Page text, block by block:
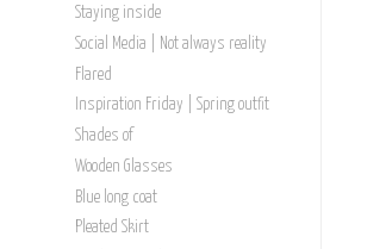
Staying inside
Social Media | Not always reality
Flared
Inspiration Friday | Spring outfit
Shades of
Wooden Glasses
Blue long coat
Pleated Skirt